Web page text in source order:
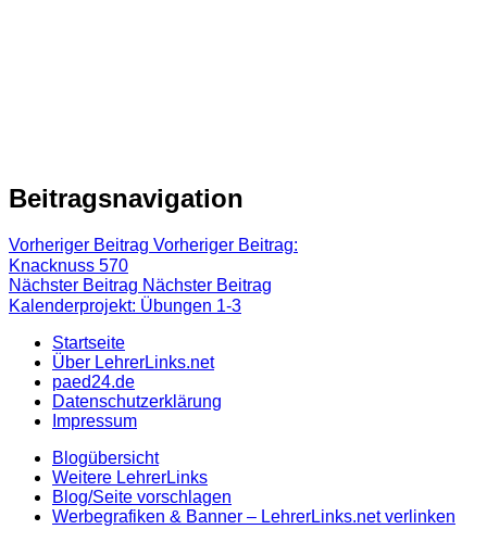
Beitragsnavigation
Vorheriger Beitrag Vorheriger Beitrag:
Knacknuss 570
Nächster Beitrag Nächster Beitrag
Kalenderprojekt: Übungen 1-3
Startseite
Über LehrerLinks.net
paed24.de
Datenschutzerklärung
Impressum
Blogübersicht
Weitere LehrerLinks
Blog/Seite vorschlagen
Werbegrafiken & Banner – LehrerLinks.net verlinken